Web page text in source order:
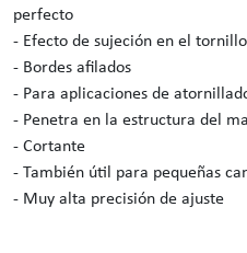
perfecto
- Efecto de sujeción en el tornillo
- Bordes afilados
- Para aplicaciones de
- Penetra en la estructura del
- Cortante
- También útil para pequeñas
- Muy alta precisión de ajuste